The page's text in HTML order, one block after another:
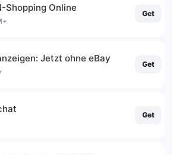
Shopping Online
Get
Jetzt ohne eBay
Get
Get